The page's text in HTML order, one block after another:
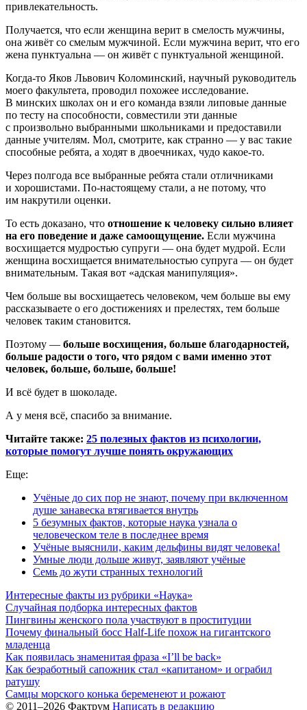
привлекательность.
Получается, что если женщина верит в смелость мужчины,
она живёт со смелым мужчиной. Если мужчина верит, что его
жена пунктуальна — он живёт с пунктуальной женщиной.
Когда-то Яков Львович Коломинский, научный руководитель
моего факультета, проводил похожее исследование.
В минских школах он и его команда взяли липовые данные
по тесту на способности, совместили эти данные
с произвольно выбранными школьниками и предоставили
данные учителям. Мол, смотрите, как странно — у вас такие
способные ребята, а ходят в двоечниках, чудо какое-то.
Через полгода все выбранные ребята стали отличниками
и хорошистами. По-настоящему стали, а не потому, что
им накрутили оценки.
То есть доказано, что отношение к человеку сильно влияет
на его поведение и даже самоощущение. Если мужчина
восхищается мудростью супруги — она будет мудрой. Если
женщина восхищается внимательностью супруга — он будет
внимательным. Такая вот «адская манипуляция».
Чем больше вы восхищаетесь человеком, чем больше вы ему
рассказываете о его достижениях и прелестях, тем больше
человек таким становится.
Поэтому — больше восхищения, больше благодарностей,
больше радости о того, что рядом с вами именно этот
человек, больше, больше, больше!
И всё будет в шоколаде.
А у меня всё, спасибо за внимание.
Читайте также: 25 полезных фактов из психологии,
которые помогут лучше понять окружающих
Еще:
Учёные до сих пор не знают, почему при включенном
душе занавеска втягивается внутрь
5 безумных фактов, которые наука узнала о
человеческом теле в последнее время
Учёные выяснили, каким дельфины видят человека!
Умные люди дольше живут, заявляют учёные
Семь до жути странных технологий
Интересные факты из рубрики «Наука»
Случайная подборка интересных фактов
Пингвины женского пола участвуют в проституции
Почему финальный босс Half-Life похож на гигантского
младенца
Как появилась знаменитая фраза «I’ll be back»
Как безработный сапожник стал «капитаном» и ограбил
ратушу
Самцы морского конька беременеют и рожают
© 2011–2026 Фактрум Написать в редакцию